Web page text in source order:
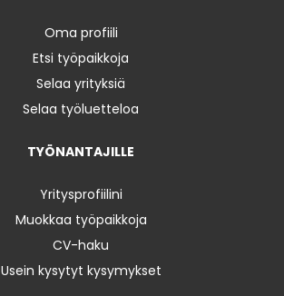
Oma profiili
Etsi työpaikkoja
Selaa yrityksiä
Selaa työluetteloa
TYÖNANTAJILLE
Yritysprofiilini
Muokkaa työpaikkoja
CV-haku
Usein kysytyt kysymykset